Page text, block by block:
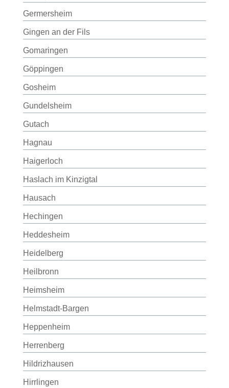
Germersheim
Gingen an der Fils
Gomaringen
Göppingen
Gosheim
Gundelsheim
Gutach
Hagnau
Haigerloch
Haslach im Kinzigtal
Hausach
Hechingen
Heddesheim
Heidelberg
Heilbronn
Heimsheim
Helmstadt-Bargen
Heppenheim
Herrenberg
Hildrizhausen
Hirrlingen